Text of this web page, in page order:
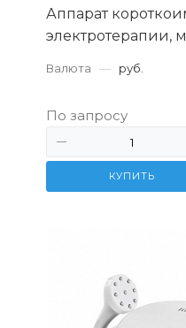
Аппарат
электротерапии,
Валюта — руб.
По запросу
КУПИТЬ